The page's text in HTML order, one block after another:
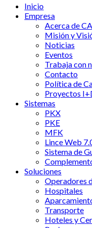
Inicio
Empresa
Acerca de
Misión y
Noticias
Eventos
Trabaja con
Contacto
Política de
Proyectos
Sistemas
PKX
PKE
MFK
Lince Web
Sistema de
Soluciones
Operadores
Hospitales
Transporte
Hoteles y